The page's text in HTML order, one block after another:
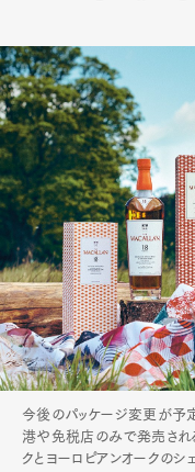
今後のパッケージ変更が予定
港や免税店のみで発売される
クとヨーロピアンオークの